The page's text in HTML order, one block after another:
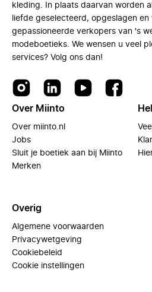
kleding. In plaats daarvan worden
liefde geselecteerd, opgeslagen
gepassioneerde verkopers van 's
modeboetieks. We wensen u veel
services? Volg ons dan!
Over Miinto
Over miinto.nl
Jobs
Sluit je boetiek aan bij Miinto
Merken
Overig
Algemene voorwaarden
Privacywetgeving
Cookiebeleid
Cookie instellingen